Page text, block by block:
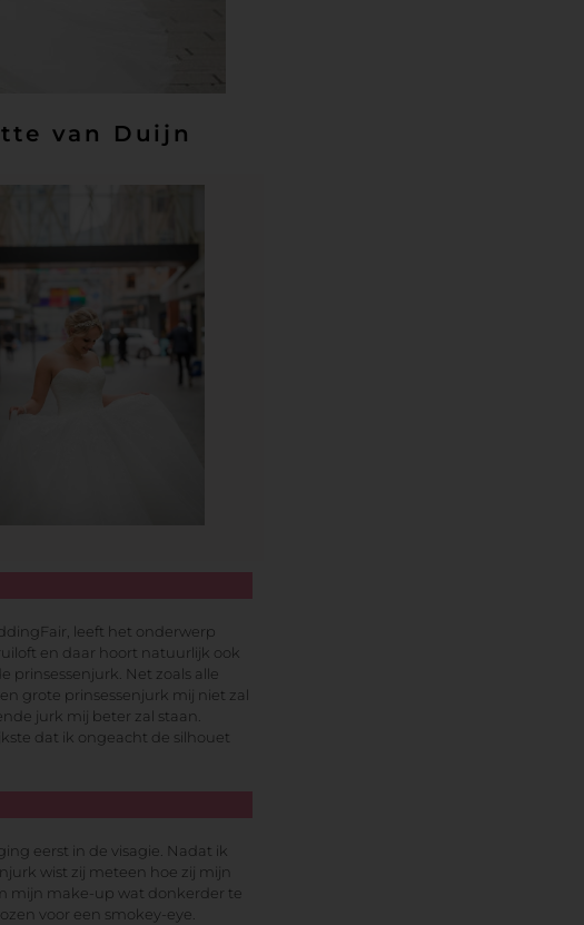
van Duijn
leeft het onderwerp
en daar hoort natuurlijk ook
prinsessenjurk. Net zoals alle
grote prinsessenjurk mij niet zal
jurk mij beter zal staan.
dat ik ongeacht de silhouet
eerst in de visagie. Nadat ik
wist zij meteen hoe zij mijn
mijn make-up wat donkerder te
voor een smokey-eye.